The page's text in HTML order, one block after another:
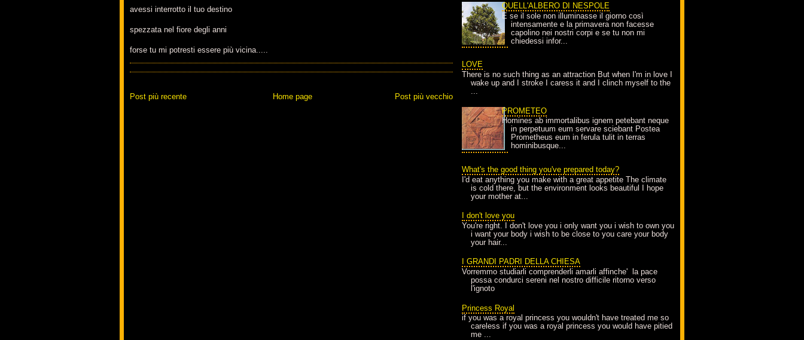
avessi interrotto il tuo destino
spezzata nel fiore degli anni
forse tu mi potresti essere più vicina.....
Post più recente Post più vecchio
Home page
QUELL'ALBERO DI NESPOLE
E se il sole non illuminasse il giorno così
intensamente e la primavera non facesse
capolino nei nostri corpi e se tu non mi
chiedessi infor...
LOVE
There is no such thing as an attraction But when I'm in love I
wake up and I stroke I caress it and I clinch myself to the
...
PROMETEO
Homines ab immortalibus ignem petebant neque
in perpetuum eum servare sciebant Postea
Prometheus eum in ferula tulit in terras
hominibusque...
What's the good thing you've prepared today?
I'd eat anything you make with a great appetite The climate
is cold there, but the environment looks beautiful I hope
your mother at...
I don't love you
You're right. I don't love you i only want you i wish to own you
i want your body i wish to be close to you care your body
your hair...
I GRANDI PADRI DELLA CHIESA
Vorremmo studiarli comprenderli amarli affinche' la pace
possa condurci sereni nel nostro difficile ritorno verso
l'ignoto
Princess Royal
if you was a royal princess you wouldn't have treated me so
careless if you was a royal princess you would have pitied
me ...